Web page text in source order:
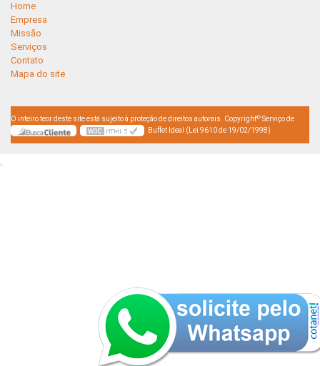
Home
Empresa
Missão
Serviços
Contato
Mapa do site
O inteiro teor deste site está sujeito à proteção de direitos autorais. Copyright© Serviço de
Buffet Ideal (Lei 9610 de 19/02/1998)